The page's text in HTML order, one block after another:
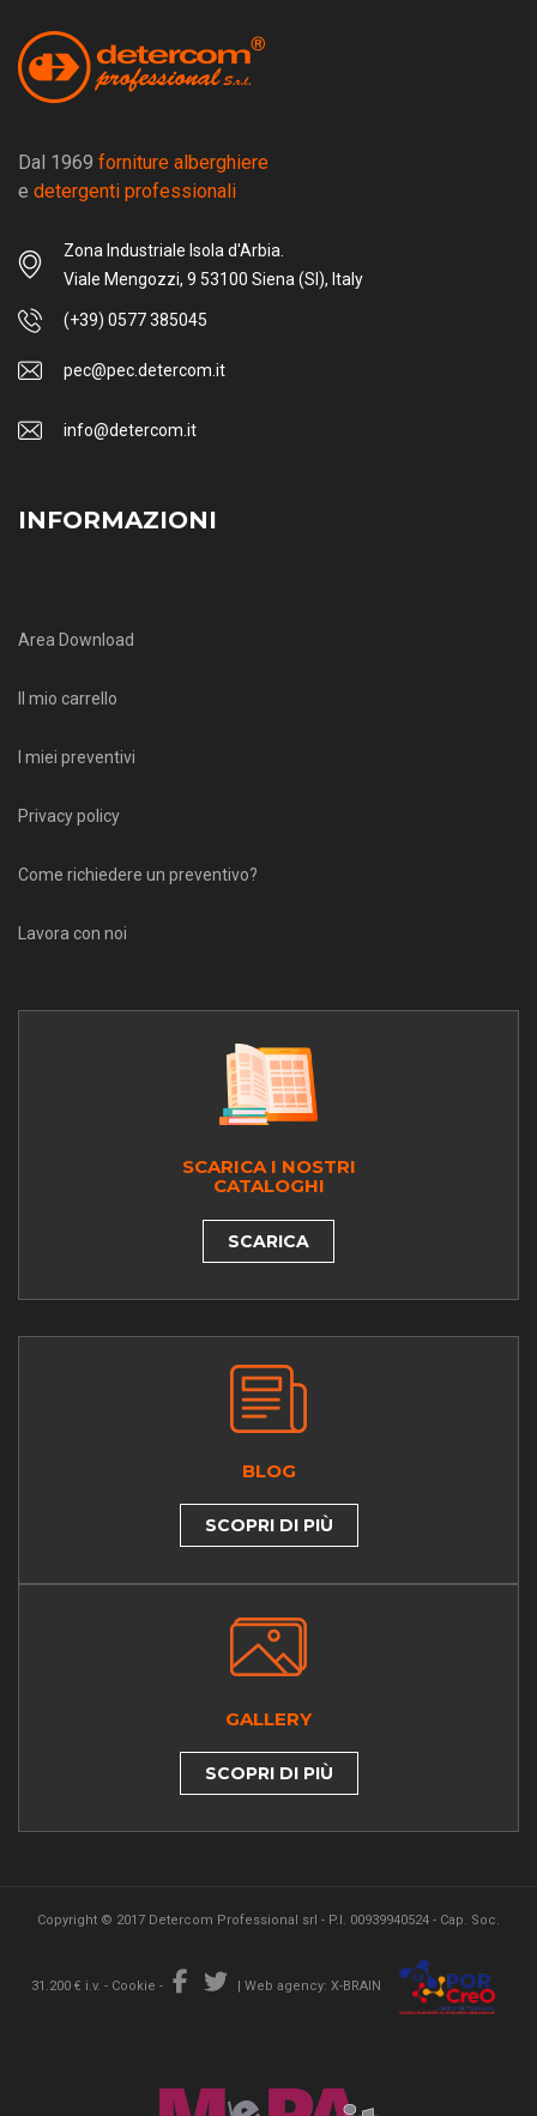
Dal 1969 forniture alberghiere
e detergenti professionali
Zona Industriale Isola d'Arbia.
Viale Mengozzi, 9 53100 Siena (SI), Italy
(+39) 0577 385045
pec@pec.detercom.it
info@detercom.it
INFORMAZIONI
Area Download
Il mio carrello
I miei preventivi
Privacy policy
Come richiedere un preventivo?
Lavora con noi
SCARICA I NOSTRI
CATALOGHI
SCARICA
BLOG
SCOPRI DI PIÙ
GALLERY
SCOPRI DI PIÙ
Copyright © 2017 Detercom Professional srl - P.I. 00939940524 - Cap. Soc.
31.200 € i.v. - Cookie - | Web agency: X-BRAIN